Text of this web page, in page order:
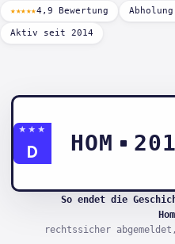
★★★★★4,9 Bewertung
Aktiv seit 2014
★★★
D HOM
So endet die
rechtssicher